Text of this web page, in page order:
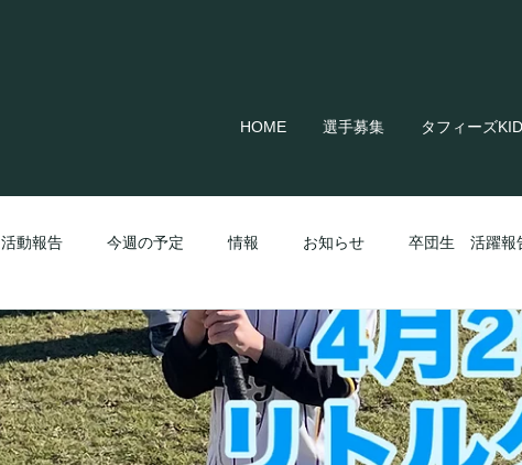
HOME 選手募集 タフィーズ
活動報告 今週の予定 情報 お知らせ 卒団生 活躍報